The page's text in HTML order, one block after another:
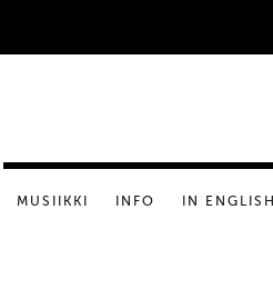
MUSIIKKI INFO IN ENGLISH